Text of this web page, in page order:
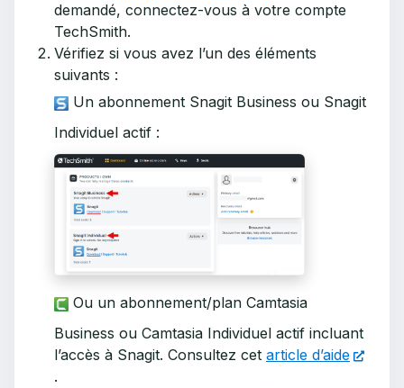
demandé, connectez-vous à votre compte
TechSmith.
Vérifiez si vous avez l’un des éléments
suivants :
Un abonnement Snagit Business ou Snagit
Individuel actif :
Ou un abonnement/plan Camtasia
Business ou Camtasia Individuel actif incluant
l’accès à Snagit. Consultez cet article d’aide
.